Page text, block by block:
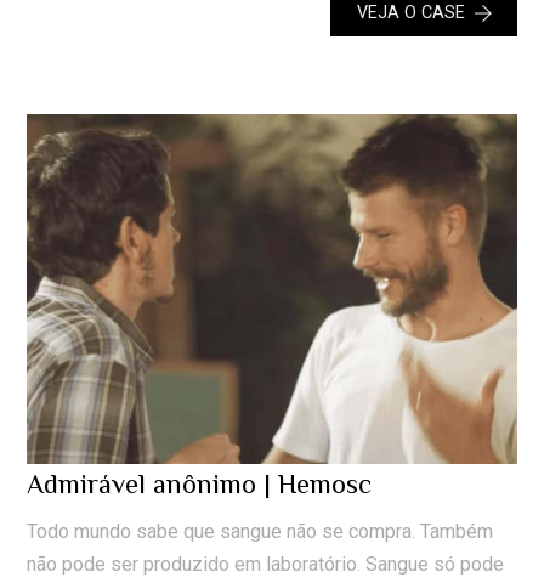
VEJA O CASE
Admirável anônimo | Hemosc
Todo mundo sabe que sangue não se compra. Também
não pode ser produzido em laboratório. Sangue só pode